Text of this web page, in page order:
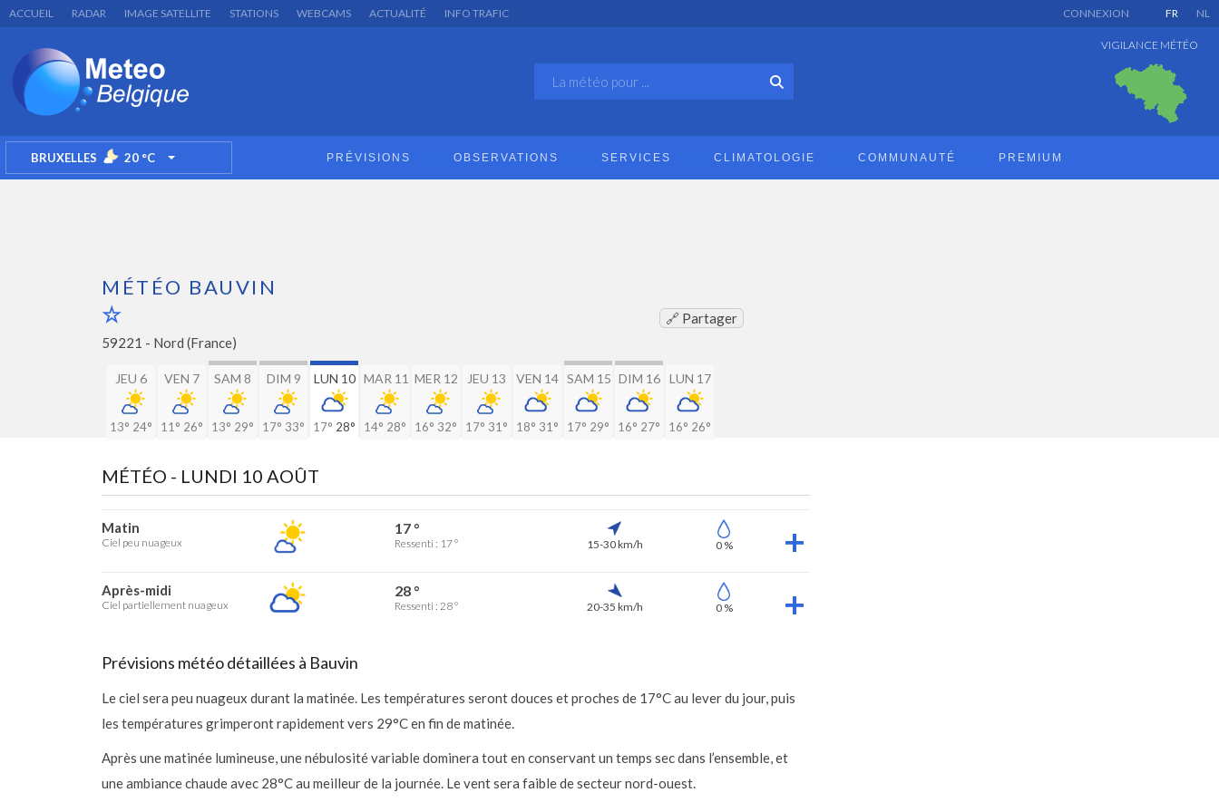
ACCUEIL RADAR IMAGE SATELLITE STATIONS WEBCAMS ACTUALITÉ INFO TRAFIC FR NL
CONNEXION
VIGILANCE MÉTÉO
BRUXELLES 20°C TOGGLE DROPDOWN PRÉVISIONS OBSERVATIONS SERVICES CLIMATOLOGIE COMMUNAUTÉ PREMIUM
MÉTÉO BAUVIN
🔗 Partager
59221 - Nord (France)
JEU 6
13° 24°
VEN 7
11° 26°
SAM 8
13° 29°
DIM 9
17° 33°
LUN 10
17° 28°
MAR 11
14° 28°
MER 12
16° 32°
JEU 13
17° 31°
VEN 14
18° 31°
SAM 15
17° 29°
DIM 16
16° 27°
LUN 17
16° 26°
MÉTÉO - LUNDI 10 AOÛT
Matin
Ciel peu nuageux
17 °
Ressenti : 17 ° 15-30 km/h 0 %
Après-midi
Ciel partiellement nuageux
28 °
Ressenti : 28 ° 20-35 km/h 0 %
Prévisions météo détaillées à Bauvin
Le ciel sera peu nuageux durant la matinée. Les températures seront douces et proches de 17°C au lever du jour, puis
les températures grimperont rapidement vers 29°C en fin de matinée.
Après une matinée lumineuse, une nébulosité variable dominera tout en conservant un temps sec dans l’ensemble, et
une ambiance chaude avec 28°C au meilleur de la journée. Le vent sera faible de secteur nord-ouest.